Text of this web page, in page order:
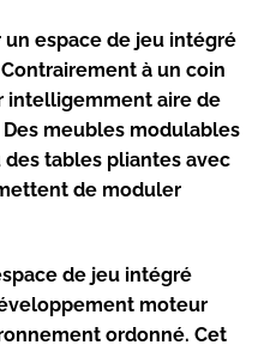
un espace de jeu intégré
à un coin
intelligemment aire de
meubles modulables
tables pliantes avec
de moduler
de jeu intégré
moteur
ordonné. Cet